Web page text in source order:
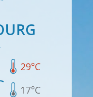
29°C
17°C